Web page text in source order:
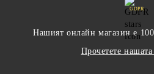
GDPR
Нашият онлайн магазин е
Прочетете